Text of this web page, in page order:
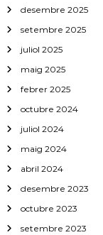
desembre 2025
setembre 2025
juliol 2025
maig 2025
febrer 2025
octubre 2024
juliol 2024
maig 2024
abril 2024
desembre 2023
octubre 2023
setembre 2023